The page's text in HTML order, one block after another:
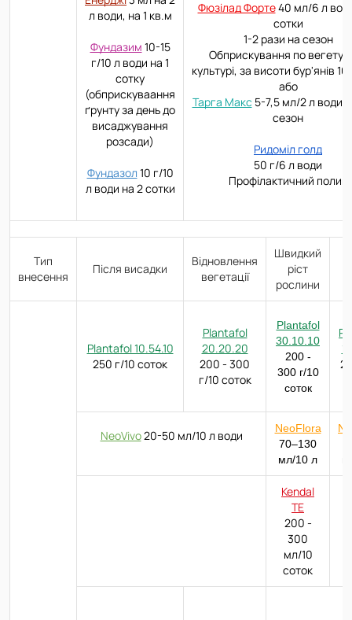
л води, на 1 кв.м
Фундазим 10-15
г/10 л води на 1
сотку
(обприскуваання
ґрунту за день до
висаджування
розсади)
Фундазол 10 г/10
л води на 2 сотки
Фюзілад Форте40 мл/6 л
сотки
1-2 рази на сезон
Обприскування по
культурі, за висоти бур'янів
або
Тарга Макс 5-7,5 мл/2 л води 1
сезон
Ридоміл голд
50 г/6 л води
Профілактичний полив
Тип
внесення
Після висадки
Відновлення
вегетації
Швидкий
ріст
рослини
Plantafol 10.54.10
250 г/10 соток
Plantafol
20.20.20
200 - 300
г/10 соток
Plantafol
30.10.10
200 -
300 г/10
соток
NeoVivo20-50 мл/10 л води
NeoFlora
70–130
мл/10 л
Kendal
TE
200 -
300
мл/10
соток